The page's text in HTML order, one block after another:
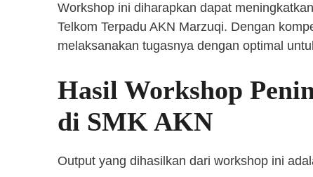
Workshop ini diharapkan dapat
Telkom Terpadu AKN Marzuqi. Dengan
melaksanakan tugasnya dengan optimal
Hasil Workshop
di SMK AKN
Output yang dihasilkan dari workshop ini